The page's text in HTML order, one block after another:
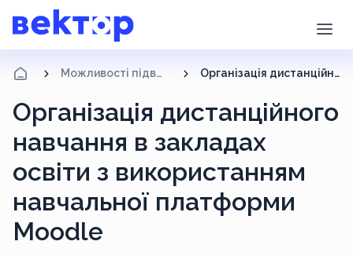
Можливості підвищення кваліфікації Організація дистанційного навчання в закладах освіти з використанням навчальної платформи Moodle
Організація дистанційного
навчання в закладах
освіти з використанням
навчальної платформи
Moodle